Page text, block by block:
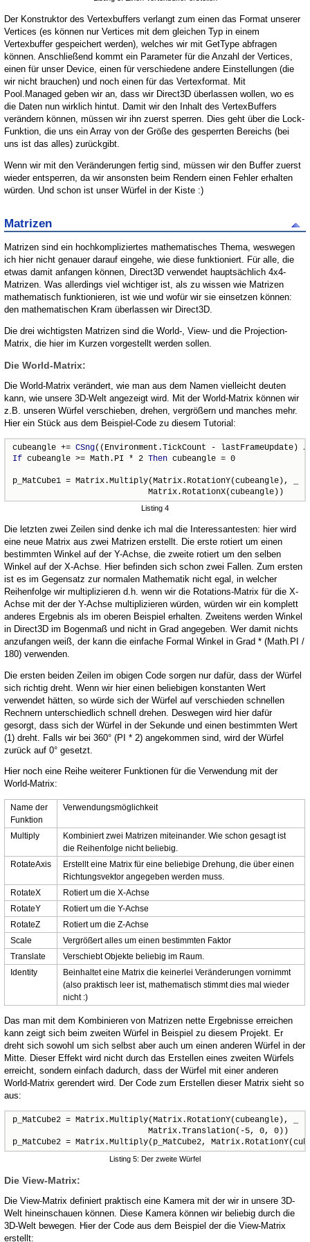
Der Konstruktor des Vertexbuffers verlangt zum einen das Format unserer
Vertices (es können nur Vertices mit dem gleichen Typ in einem
Vertexbuffer gespeichert werden), welches wir mit GetType abfragen
können. Anschließend kommt ein Parameter für die Anzahl der Vertices,
einen für unser Device, einen für verschiedene andere Einstellungen (die
wir nicht brauchen) und noch einen für das Vertexformat. Mit
Pool.Managed geben wir an, dass wir Direct3D überlassen wollen, wo es
die Daten nun wirklich hintut. Damit wir den Inhalt des VertexBuffers
verändern können, müssen wir ihn zuerst sperren. Dies geht über die Lock-
Funktion, die uns ein Array von der Größe des gesperrten Bereichs (bei
uns ist das alles) zurückgibt.
Wenn wir mit den Veränderungen fertig sind, müssen wir den Buffer zuerst
wieder entsperren, da wir ansonsten beim Rendern einen Fehler erhalten
würden. Und schon ist unser Würfel in der Kiste :)
Matrizen
Matrizen sind ein hochkompliziertes mathematisches Thema, weswegen
ich hier nicht genauer darauf eingehe, wie diese funktioniert. Für alle, die
etwas damit anfangen können, Direct3D verwendet hauptsächlich 4x4-
Matrizen. Was allerdings viel wichtiger ist, als zu wissen wie Matrizen
mathematisch funktionieren, ist wie und wofür wir sie einsetzen können:
den mathematischen Kram überlassen wir Direct3D.
Die drei wichtigsten Matrizen sind die World-, View- und die Projection-
Matrix, die hier im Kurzen vorgestellt werden sollen.
Die World-Matrix:
Die World-Matrix verändert, wie man aus dem Namen vielleicht deuten
kann, wie unsere 3D-Welt angezeigt wird. Mit der World-Matrix können wir
z.B. unseren Würfel verschieben, drehen, vergrößern und manches mehr.
Hier ein Stück aus dem Beispiel-Code zu diesem Tutorial:
cubeangle += CSng
If cubeangle >= Math.PI * 2 Then cubeangle = 0
p_MatCube1 = Matrix.Multiply(Matrix.RotationY(cubeangle), _
                            Matrix.RotationX(cubeangle))
Listing 4
Die letzten zwei Zeilen sind denke ich mal die Interessantesten: hier wird
eine neue Matrix aus zwei Matrizen erstellt. Die erste rotiert um einen
bestimmten Winkel auf der Y-Achse, die zweite rotiert um den selben
Winkel auf der X-Achse. Hier befinden sich schon zwei Fallen. Zum ersten
ist es im Gegensatz zur normalen Mathematik nicht egal, in welcher
Reihenfolge wir multiplizieren d.h. wenn wir die Rotations-Matrix für die X-
Achse mit der der Y-Achse multiplizieren würden, würden wir ein komplett
anderes Ergebnis als im oberen Beispiel erhalten. Zweitens werden Winkel
in Direct3D im Bogenmaß und nicht in Grad angegeben. Wer damit nichts
anzufangen weiß, der kann die einfache Formal Winkel in Grad * (Math.PI /
180) verwenden.
Die ersten beiden Zeilen im obigen Code sorgen nur dafür, dass der Würfel
sich richtig dreht. Wenn wir hier einen beliebigen konstanten Wert
verwendet hätten, so würde sich der Würfel auf verschieden schnellen
Rechnern unterschiedlich schnell drehen. Deswegen wird hier dafür
gesorgt, dass sich der Würfel in der Sekunde und einen bestimmten Wert
(1) dreht. Falls wir bei 360° (PI * 2) angekommen sind, wird der Würfel
zurück auf 0° gesetzt.
Hier noch eine Reihe weiterer Funktionen für die Verwendung mit der
World-Matrix:
Name der
Funktion
Verwendungsmöglichkeit
Multiply
Kombiniert zwei Matrizen miteinander. Wie schon gesagt ist
die Reihenfolge nicht beliebig.
RotateAxis
Erstellt eine Matrix für eine beliebige Drehung, die über einen
Richtungsvektor angegeben werden muss.
RotateX
Rotiert um die X-Achse
RotateY
Rotiert um die Y-Achse
RotateZ
Rotiert um die Z-Achse
Scale
Vergrößert alles um einen bestimmten Faktor
Translate
Verschiebt Objekte beliebig im Raum.
Identity
Beinhaltet eine Matrix die keinerlei Veränderungen vornimmt
(also praktisch leer ist, mathematisch stimmt dies mal wieder
nicht :)
Das man mit dem Kombinieren von Matrizen nette Ergebnisse erreichen
kann zeigt sich beim zweiten Würfel in Beispiel zu diesem Projekt. Er
dreht sich sowohl um sich selbst aber auch um einen anderen Würfel in der
Mitte. Dieser Effekt wird nicht durch das Erstellen eines zweiten Würfels
erreicht, sondern einfach dadurch, dass der Würfel mit einer anderen
World-Matrix gerendert wird. Der Code zum Erstellen dieser Matrix sieht so
aus:
p_MatCube2 = Matrix.Multiply(Matrix.RotationY(cubeangle), _
                            Matrix.Translation(-5, 0, 0))
p_MatCube2 = Matrix.Multiply(p_MatCube2,
Listing 5: Der zweite Würfel
Die View-Matrix:
Die View-Matrix definiert praktisch eine Kamera mit der wir in unsere 3D-
Welt hineinschauen können. Diese Kamera können wir beliebig durch die
3D-Welt bewegen. Hier der Code aus dem Beispiel der die View-Matrix
erstellt: